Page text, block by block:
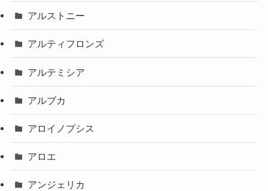
アルストニー
アルティフロンズ
アルテミシア
アルブカ
アロイノプシス
アロエ
アンジェリカ